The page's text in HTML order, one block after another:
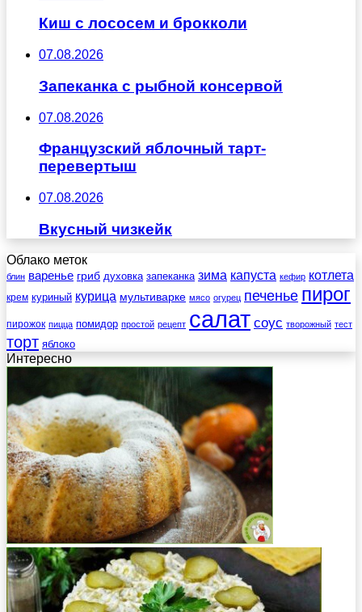
Киш с лососем и брокколи
07.08.2026
Запеканка с рыбной консервой
07.08.2026
Французский яблочный тарт-
перевертыш
07.08.2026
Вкусный чизкейк
Облако меток
блин варенье гриб духовка запеканка зима капуста кефир котлета
крем куриный курица мультиварке мясо огурец печенье пирог
пирожок пицца помидор простой рецепт салат соус творожный тест
торт яблоко
Интересно